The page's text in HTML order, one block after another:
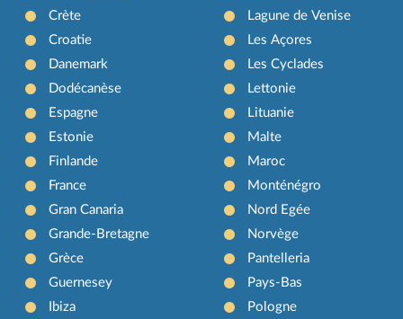
Crète
Croatie
Danemark
Dodécanèse
Espagne
Estonie
Finlande
France
Gran Canaria
Grande-Bretagne
Grèce
Guernesey
Ibiza
Lagune de Venise
Les Açores
Les Cyclades
Lettonie
Lituanie
Malte
Maroc
Monténégro
Nord Egée
Norvège
Pantelleria
Pays-Bas
Pologne